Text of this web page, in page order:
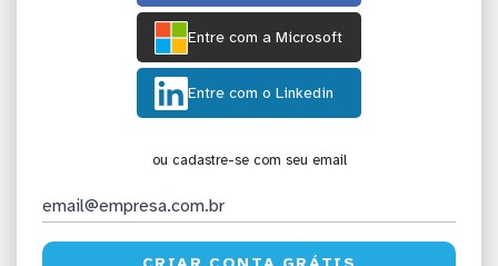
Entre com a Microsoft
Entre com o Linkedin
ou cadastre-se com seu email